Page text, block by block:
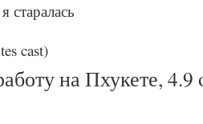
старалась
cast)
на Пхукете, 4.9